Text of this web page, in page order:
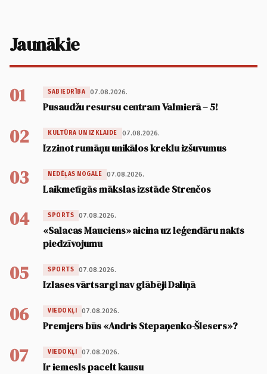
Jaunākie
01 SABIEDRĪBA 07.08.2026.
Pusaudžu resursu centram Valmierā – 5!
02 KULTŪRA UN IZKLAIDE 07.08.2026.
Izzinot rumāņu unikālos kreklu izšuvumus
03 NEDĒĻAS NOGALE 07.08.2026.
Laikmetīgās mākslas izstāde Strenčos
04 SPORTS 07.08.2026.
«Salacas Mauciens» aicina uz leģendāru nakts
piedzīvojumu
05 SPORTS 07.08.2026.
Izlases vārtsargi nav glābēji Daliņā
06 VIEDOKĻI 07.08.2026.
Premjers būs «Andris Stepaņenko-Šlesers»?
07 VIEDOKĻI 07.08.2026.
Ir iemesls pacelt kausu